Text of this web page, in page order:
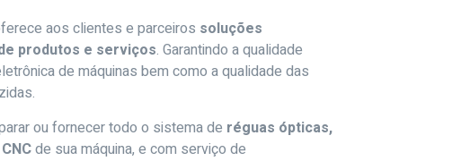
aos clientes e parceiros soluções
produtos e serviços. Garantindo a qualidade
de máquinas bem como a qualidade das
ou fornecer todo o sistema de réguas ópticas,
de sua máquina, e com serviço de